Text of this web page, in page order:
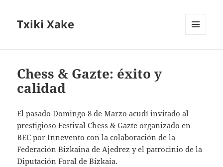
Txiki Xake
Chess & Gazte: éxito y
calidad
El pasado Domingo 8 de Marzo acudí invitado al
prestigioso Festival Chess & Gazte organizado en
BEC por Innevento con la colaboración de la
Federación Bizkaina de Ajedrez y el patrocinio de la
Diputación Foral de Bizkaia.